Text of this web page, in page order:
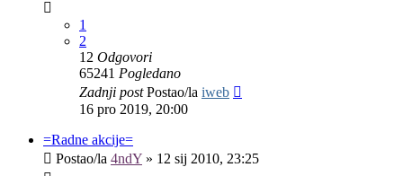
1
2
12 Odgovori
65241 Pogledano
Zadnji postPostao/la iweb
16 pro 2019, 20:00
=Radne akcije=
Postao/la 4ndY » 12 sij 2010, 23:25